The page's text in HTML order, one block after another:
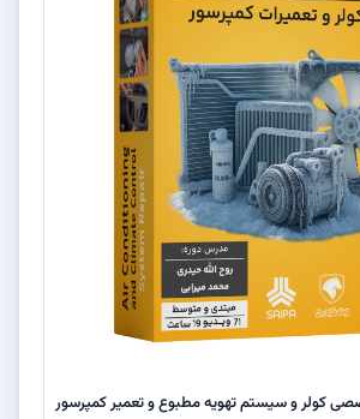
کولر و سیستم تهویه مطبوع و تعمیر کمپرسور